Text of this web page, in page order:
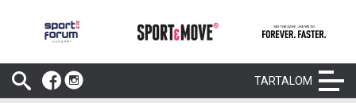
TARTALOM